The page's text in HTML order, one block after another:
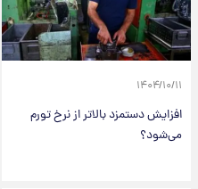
۱۴۰۴/۱۰/۱۱
افزایش دستمزد بالاتر از نرخ تورم
می‌شود؟